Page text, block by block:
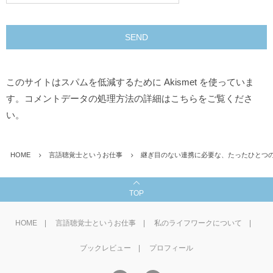
このサイトはスパムを低減するために Akismet を使っていま
す。
コメントデータの処理方法の詳細はこちらをご覧くださ
い。
HOME 言語聴覚士というお仕事 継ぎ目のない連携に必要な、たったひとつ
TOP
HOME 言語聴覚士というお仕事 私のライフワークについて
ブックレビュー プロフィール